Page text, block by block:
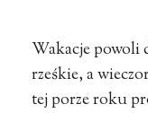
Wakacje powoli
rześkie, a
tej porze roku